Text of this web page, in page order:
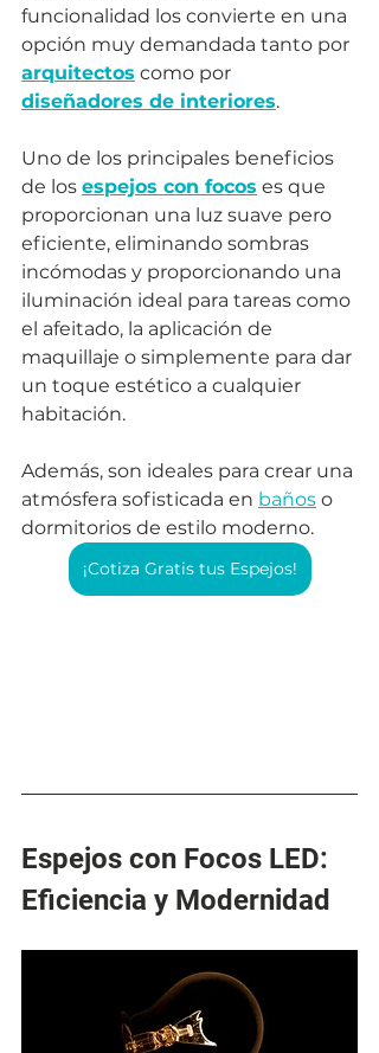
funcionalidad los convierte en una
opción muy demandada tanto por
arquitectos como por
diseñadores de interiores.
Uno de los principales beneficios
de los espejos con focos es que
proporcionan una luz suave pero
eficiente, eliminando sombras
incómodas y proporcionando una
iluminación ideal para tareas como
el afeitado, la aplicación de
maquillaje o simplemente para dar
un toque estético a cualquier
habitación.
Además, son ideales para crear una
atmósfera sofisticada en baños o
dormitorios de estilo moderno.
¡Cotiza Gratis tus Espejos!
Espejos con Focos LED:
Eficiencia y Modernidad